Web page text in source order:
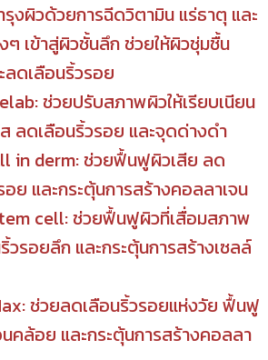
รุงผิวด้วยการฉีดวิตามิน แร่ธาตุ และ
ๆ เข้าสู่ผิวชั้นลึก ช่วยให้ผิวชุ่มชื้น
ลดเลือนริ้วรอย
ช่วยปรับสภาพผิวให้เรียบเนียน
ส ลดเลือนริ้วรอย และจุดด่างดำ
in derm: ช่วยฟื้นฟูผิวเสีย ลด
อย และกระตุ้นการสร้างคอลลาเจน
cell: ช่วยฟื้นฟูผิวที่เสื่อมสภาพ
วรอยลึก และกระตุ้นการสร้างเซลล์
ช่วยลดเลือนริ้วรอยแห่งวัย ฟื้นฟู
คล้อย และกระตุ้นการสร้างคอลลา